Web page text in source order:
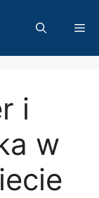
i
w